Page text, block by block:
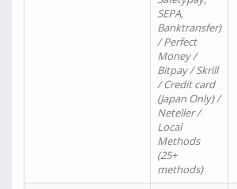
SEPA,
Banktransfer)
/ Perfect
Money /
Bitpay / Skrill
/ Credit card
(Japan Only) /
Neteller /
Local
Methods
(25+
methods)